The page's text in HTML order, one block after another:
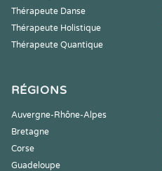
Thérapeute Danse
Thérapeute Holistique
Thérapeute Quantique
RÉGIONS
Auvergne-Rhône-Alpes
Bretagne
Corse
Guadeloupe